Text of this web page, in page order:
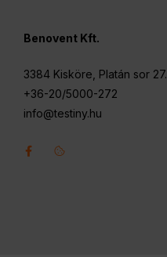
Benovent Kft.
3384 Kisköre, Platán sor 27.
+36-20/5000-272
info@testiny.hu